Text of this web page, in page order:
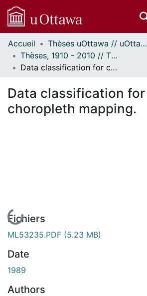
Communautés
et collections
Parcourir
À propos
Accueil
Thèses uOttawa // uOttawa Theses
Thèses, 1910 - 2010 // Theses, 1910 - 2010
Data classification for choropleth mapping.
Data classification for
choropleth mapping.
En cours de chargement...
Fichiers
ML53235.PDF (5.23 MB)
Date
1989
Authors